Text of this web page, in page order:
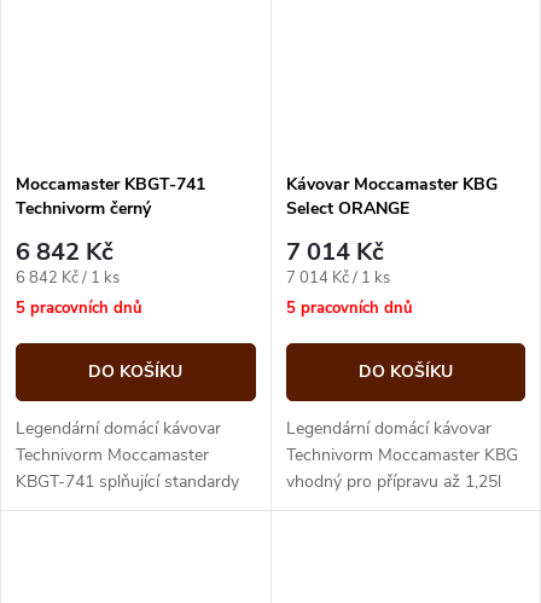
Moccamaster KBGT-741
Technivorm černý
6 842 Kč
Měrná
cena:
6 842 Kč / 1 ks
5 pracovních dnů
DO KOŠÍKU
Legendární domácí kávovar
Technivorm Moccamaster
KBGT-741 splňující standardy
mezinárodních kávových
Kávovar Moccamaster KBG
Select ORANGE
7 014 Kč
Měrná
cena:
7 014 Kč / 1 ks
5 pracovních dnů
DO KOŠÍKU
Legendární domácí kávovar
Technivorm Moccamaster KBG
vhodný pro přípravu až 1,25l
dokonalé filtrované kávy